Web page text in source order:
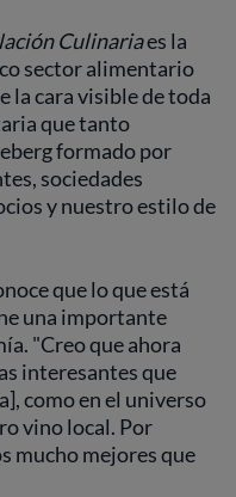
Culinariaes la
sector alimentario
la cara visible de toda
que tanto
formado por
sociedades
y nuestro estilo de
que lo que está
una importante
"Creo que ahora
interesantes que
como en el universo
vino local. Por
mucho mejores que